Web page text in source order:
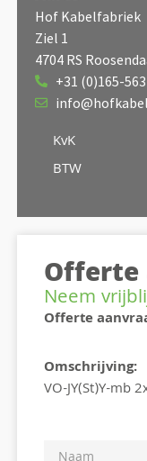
Hof Kabelfabriek
Ziel 1
4704 RS
+31 (0)165-
KvK
BTW
Offerte
Neem
Offerte
Omschrijving:
VO-JY(St)Y-mb